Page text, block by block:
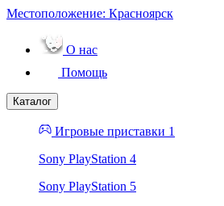
Местоположение: Красноярск
О нас
Помощь
Каталог
Игровые приставки 1
Sony PlayStation 4
Sony PlayStation 5